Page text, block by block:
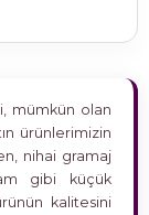
mümkün olan
ürünlerimizin
nihai gramaj
gibi küçük
kalitesini